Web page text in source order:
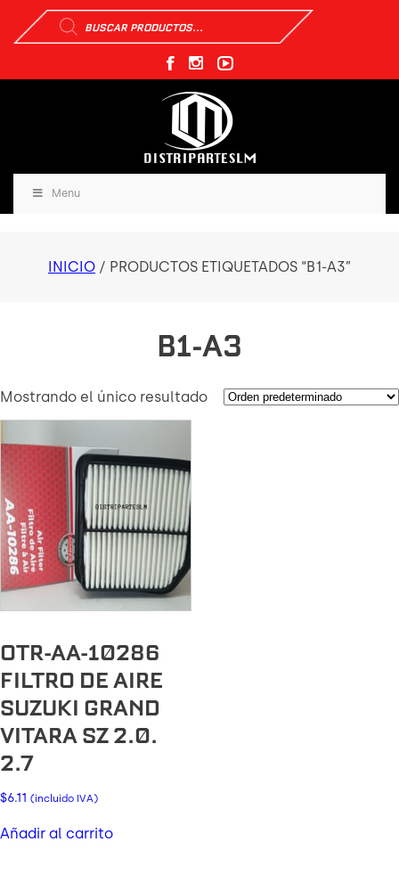
Búsqueda
de
productos
Menu
INICIO / PRODUCTOS ETIQUETADOS “B1-A3”
B1-A3
Mostrando el único resultado
OTR-AA-10286
FILTRO DE AIRE
SUZUKI GRAND
VITARA SZ 2.0.
2.7
$6.11 (incluido IVA)
Añadir al carrito